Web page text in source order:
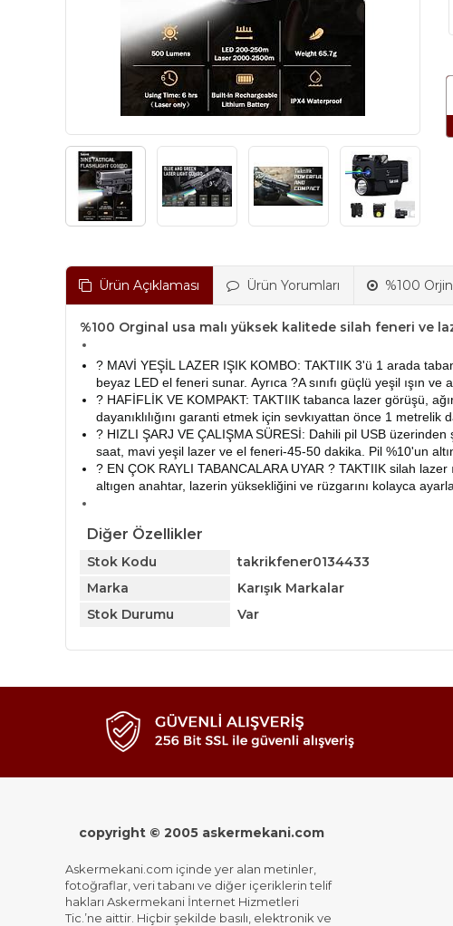
Ürün Açıklaması Ürün Yorumları %100
%100 Orginal usa malı yüksek kalitede silah feneri ve
? MAVİ YEŞİL LAZER IŞIK KOMBO: TAKTIIK 3'ü 1 arada
beyaz LED el feneri sunar. Ayrıca ?A sınıfı güçlü yeşil ışın
? HAFİFLİK VE KOMPAKT: TAKTIIK tabanca lazer görüşü,
dayanıklılığını garanti etmek için sevkıyattan önce 1 metrelik
? HIZLI ŞARJ VE ÇALIŞMA SÜRESİ: Dahili pil USB
saat, mavi yeşil lazer ve el feneri-45-50 dakika. Pil %10'un
? EN ÇOK RAYLI TABANCALARA UYAR ? TAKTIIK silah
altıgen anahtar, lazerin yüksekliğini ve rüzgarını kolayca
Diğer Özellikler
Stok Kodu
takrikfener0134433
Marka
Karışık Markalar
Stok Durumu
Var
copyright © 2005 askermekani.com
Askermekani.com içinde yer alan metinler,
fotoğraflar, veri tabanı ve diğer içeriklerin telif
hakları Askermekani İnternet Hizmetleri
Tic.’ne aittir. Hiçbir şekilde basılı, elektronik ve